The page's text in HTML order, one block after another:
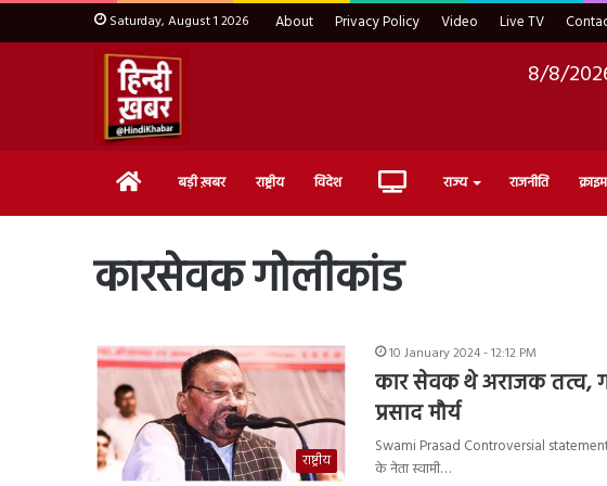
Saturday, August 1 2026 About Privacy Policy Video Live TV
8/8/
Home बड़ी ख़बर राष्ट्रीय विदेश Live राज्य राजनीति क्राइम
कारसेवक गोलीकांड
राष्ट्रीय
10 January 2024 - 12:12 PM
कार सेवक थे अराजक तत्व,
प्रसाद मौर्य
Swami Prasad Controversial statement:
के नेता स्वामी…